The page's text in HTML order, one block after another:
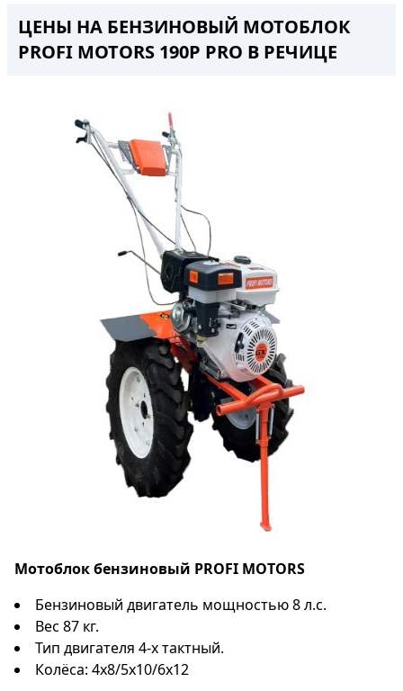
ЦЕНЫ НА БЕНЗИНОВЫЙ МОТОБЛОК
PROFI MOTORS 190P PRO В РЕЧИЦЕ
Мотоблок бензиновый PROFI MOTORS
Бензиновый двигатель мощностью 8 л.с.
Вес 87 кг.
Тип двигателя 4-х тактный.
Колёса: 4x8/5x10/6x12